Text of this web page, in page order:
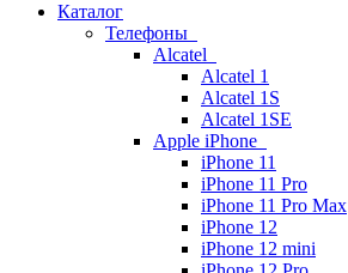
Каталог
Телефоны
Alcatel
Alcatel 1
Alcatel 1S
Alcatel 1SE
Apple iPhone
iPhone 11
iPhone 11 Pro
iPhone 11 Pro Max
iPhone 12
iPhone 12 mini